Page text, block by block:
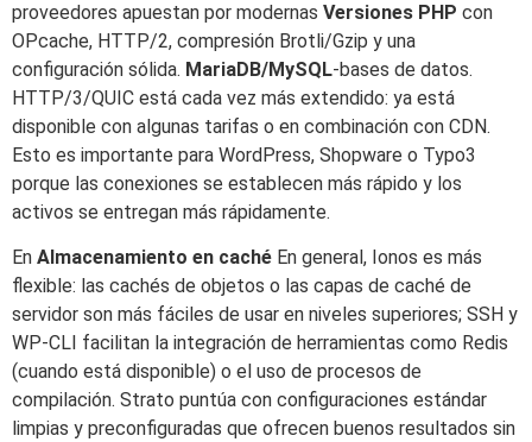
proveedores apuestan por modernas Versiones PHP con
OPcache, HTTP/2, compresión Brotli/Gzip y una
configuración sólida. MariaDB/MySQL-bases de datos.
HTTP/3/QUIC está cada vez más extendido: ya está
disponible con algunas tarifas o en combinación con CDN.
Esto es importante para WordPress, Shopware o Typo3
porque las conexiones se establecen más rápido y los
activos se entregan más rápidamente.
En Almacenamiento en caché En general, Ionos es más
flexible: las cachés de objetos o las capas de caché de
servidor son más fáciles de usar en niveles superiores; SSH y
WP-CLI facilitan la integración de herramientas como Redis
(cuando está disponible) o el uso de procesos de
compilación. Strato puntúa con configuraciones estándar
limpias y preconfiguradas que ofrecen buenos resultados sin